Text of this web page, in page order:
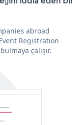
abroad
Registration
çalışır.